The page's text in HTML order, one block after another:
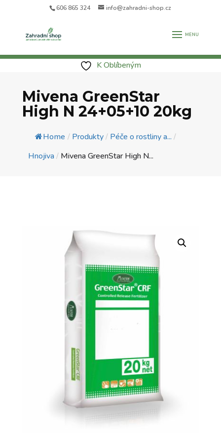
606 865 324 info@zahradni-shop.cz
K Oblíbeným
Mivena GreenStar
High N 24+05+10 20kg
Home / Produkty/ Péče o rostliny a... /
Hnojiva/ Mivena GreenStar High N...